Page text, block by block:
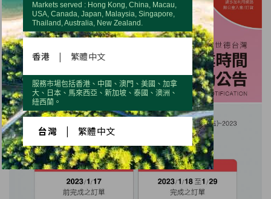
Markets served : Hong Kong, China, Macau,
USA, Canada, Japan, Malaysia, Singapore,
Thailand, Australia, New Zealand.
香港 | 繁體中文
服務市場包括香港、中國、澳門、美國、加拿
大、日本、馬來西亞、新加坡、泰國、澳洲、
紐西蘭。
台灣 繁體中文